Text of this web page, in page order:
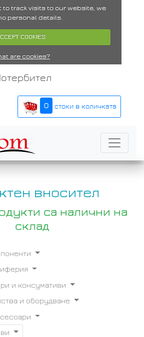
to track visits to our website, we
personal details.
COOKIES
are cookies?
0 стоки в количката
вносител
са налични на
склад
и консумативи
и оборудване